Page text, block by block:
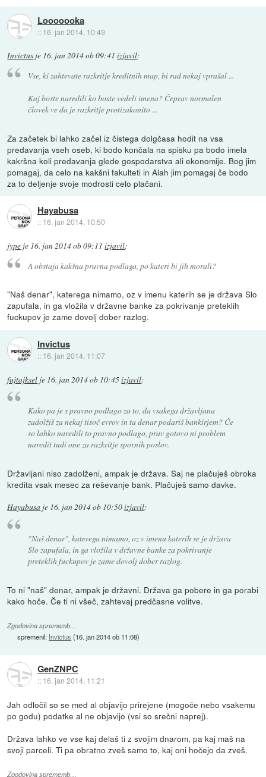
Looooooka
:: 16. jan 2014, 10:49
Invictus je 16. jan 2014 ob 09:41 izjavil:
Vse, ki zahtevate razkritje kreditnih map, bi rad nekaj vprašal ...
Kaj boste naredili ko boste vedeli imena? Čeprav normalen
človek ve da je razkritje protizakonito ...
Za začetek bi lahko začel iz čistega dolgčasa hodit na vsa
predavanja vseh oseb, ki bodo končala na spisku pa bodo imela
kakršna koli predavanja glede gospodarstva ali ekonomije. Bog jim
pomagaj, da celo na kakšni fakulteti in Alah jim pomagaj če bodo
za to deljenje svoje modrosti celo plačani.
Hayabusa
:: 16. jan 2014, 10:50
jype je 16. jan 2014 ob 09:11 izjavil:
A obstaja kakšna pravna podlaga, po kateri bi jih morali?
"Naš denar", katerega nimamo, oz v imenu katerih se je država Slo
zapufala, in ga vložila v državne banke za pokrivanje preteklih
fuckupov je zame dovolj dober razlog.
Invictus
:: 16. jan 2014, 11:07
fujtajksel je 16. jan 2014 ob 10:45izjavil:
Kako pa je s pravno podlago za to, da vsakega državljana
zadolžiš za nekaj tisoč evrov in ta denar podariš bankirjem? Če
so lahko naredili to pravno podlago, prav gotovo ni problem
naredit tudi one za razkritje spornih poslov.
Državljani niso zadolženi, ampak je država. Saj ne plačuješ obroka
kredita vsak mesec za reševanje bank. Plačuješ samo davke.
Hayabusa je 16. jan 2014 ob 10:50izjavil:
"Naš denar", katerega nimamo, oz v imenu katerih se je država
Slo zapufala, in ga vložila v državne banke za pokrivanje
preteklih fuckupov je zame dovolj dober razlog.
To ni "naš" denar, ampak je državni. Država ga pobere in ga porabi
kako hoče. Če ti ni všeč, zahtevaj predčasne volitve.
Zgodovina sprememb…
spremenil: Invictus (16. jan 2014 ob 11:08)
GenZNPC
:: 16. jan 2014, 11:21
Jah odločil so se med al objavijo prirejene (mogoče nebo vsakemu
po godu) podatke al ne objavijo (vsi so srečni naprej).
Država lahko ve vse kaj delaš ti z svojim dnarom, pa kaj maš na
svoji parceli. Ti pa obratno zveš samo to, kaj oni hočejo da zveš.
Zgodovina sprememb…